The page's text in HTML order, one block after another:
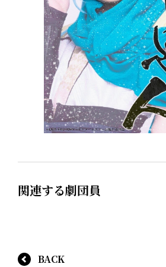
関連する劇団員
BACK